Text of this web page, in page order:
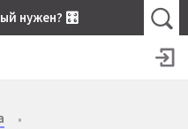
нужен? 🎛
•